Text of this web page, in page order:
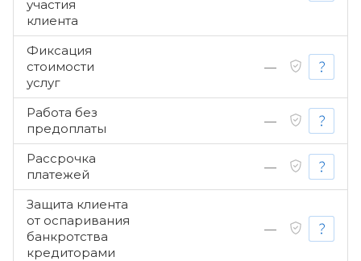
участия
клиента
Фиксация
стоимости
услуг
—
Работа без
предоплаты
—
Рассрочка
платежей
—
Защита клиента
от оспаривания
банкротства
кредиторами
—